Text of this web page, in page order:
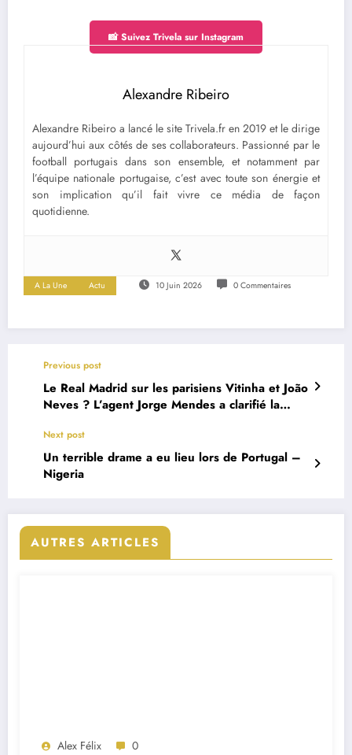
📸 Suivez Trivela sur Instagram
Alexandre Ribeiro
Alexandre Ribeiro a lancé le site Trivela.fr en 2019 et le dirige
aujourd’hui aux côtés de ses collaborateurs. Passionné par le
football portugais dans son ensemble, et notamment par
l’équipe nationale portugaise, c’est avec toute son énergie et
son implication qu’il fait vivre ce média de façon
quotidienne.
A La Une Actu 10 Juin 2026 0 Commentaires
Previous post
Le Real Madrid sur les parisiens Vitinha et João
Neves ? L’agent Jorge Mendes a clarifié la
Next post
Un terrible drame a eu lieu lors de Portugal –
Nigeria
AUTRES ARTICLES
Alex Félix 0